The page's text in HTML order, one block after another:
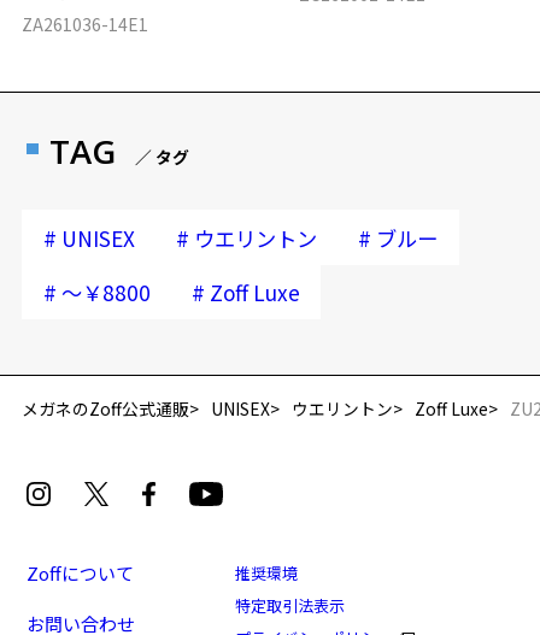
ZA261036-14E1
TAG ／ タグ
# UNISEX # ウエリントン # ブルー
# ～￥8800 # Zoff Luxe
メガネのZoff公式通販 UNISEX ウエリントン Zoff Luxe
Zoffについて
お問い合わせ
推奨環境
特定取引法表示